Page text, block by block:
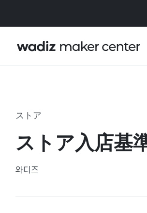
ストア
ストア入店基
와디즈